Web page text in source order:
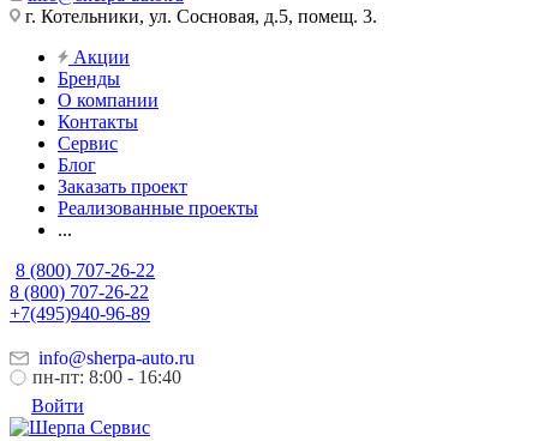
г. Котельники, ул. Сосновая, д.5, помещ. 3.
Акции
Бренды
О компании
Контакты
Сервис
Блог
Заказать проект
Реализованные проекты
...
8 (800) 707-26-22
8 (800) 707-26-22
+7(495)940-96-89
info@sherpa-auto.ru
пн-пт: 8:00 - 16:40
Войти